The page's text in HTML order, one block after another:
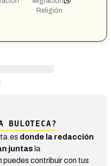
· Religión
BULOTECA?
donde la redacción
juntas la
contribuir con tus